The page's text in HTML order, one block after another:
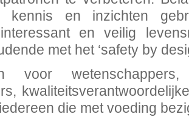
kennis en inzichten
en veilig
met het ‘safety by
voor wetenschappers,
die met voeding